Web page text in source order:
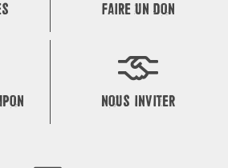
FAIRE UN DON
NOUS INVITER